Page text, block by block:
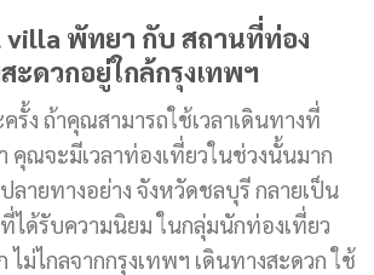
พัทยา กับ สถานที่ท่อง
ะดวกอยู่ใกล้กรุงเทพฯ
ง ถ้าคุณสามารถใช้เวลาเดินทางที่
คุณจะมีเวลาท่องเที่ยวในช่วงนั้นมาก
ายทางอย่าง จังหวัดชลบุรี กลายเป็น
ได้รับความนิยม ในกลุ่มนักท่องเที่ยว
ไม่ไกลจากกรุงเทพฯ เดินทางสะดวก ใช้